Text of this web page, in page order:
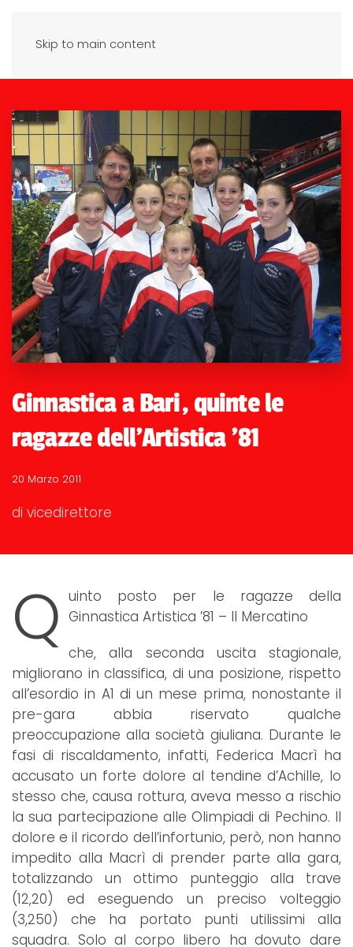
Skip to main content
Ginnastica a Bari, quinte le
ragazze dell'Artistica '81
20 Marzo 2011
di vicedirettore
Q uinto posto per le ragazze della
Ginnastica Artistica ’81 – Il Mercatino
che, alla seconda uscita stagionale,
migliorano in classifica, di una posizione, rispetto
all’esordio in A1 di un mese prima, nonostante il
pre-gara abbia riservato qualche
preoccupazione alla società giuliana. Durante le
fasi di riscaldamento, infatti, Federica Macrì ha
accusato un forte dolore al tendine d’Achille, lo
stesso che, causa rottura, aveva messo a rischio
la sua partecipazione alle Olimpiadi di Pechino. Il
dolore e il ricordo dell’infortunio, però, non hanno
impedito alla Macrì di prender parte alla gara,
totalizzando un ottimo punteggio alla trave
(12,20) ed eseguendo un preciso volteggio
(3,250) che ha portato punti utilissimi alla
squadra. Solo al corpo libero ha dovuto dare